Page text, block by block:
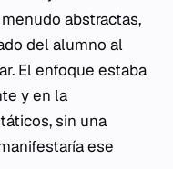
abstractas,
del alumno al
El enfoque estaba
y en la
sin una
ese